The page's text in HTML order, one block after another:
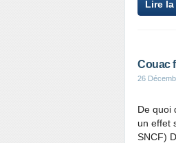
Lire
Couac
26
De quoi
un effet
SNCF)